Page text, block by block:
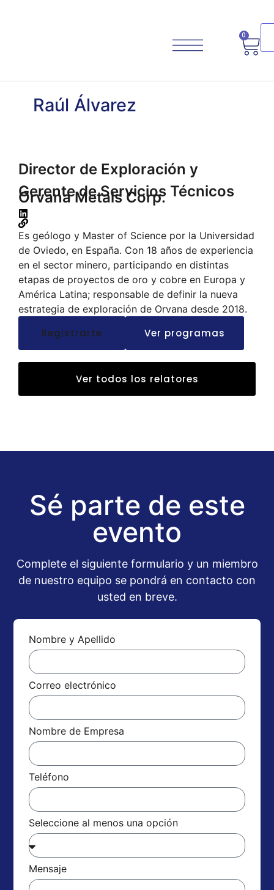
0
Raúl Álvarez
Director de Exploración y
Gerente de Servicios Técnicos
Orvana Metals Corp.
Es geólogo y Master of Science por la Universidad
de Oviedo, en España. Con 18 años de experiencia
en el sector minero, participando en distintas
etapas de proyectos de oro y cobre en Europa y
América Latina; responsable de definir la nueva
estrategia de exploración de Orvana desde 2018.
Registrarte Ver programas
Ver todos los relatores
Sé parte de este
evento
Complete el siguiente formulario y un miembro
de nuestro equipo se pondrá en contacto con
usted en breve.
Nombre y Apellido
Correo electrónico
Nombre de Empresa
Teléfono
Seleccione al menos una opción
Mensaje